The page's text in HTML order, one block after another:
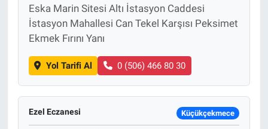
Eska Marin Sitesi Altı İstasyon Caddesi
İstasyon Mahallesi Can Tekel Karşısı Peksimet
Ekmek Fırını Yanı
Yol Tarifi Al 0 (506) 466 80 30
Ezel Eczanesi Küçükçekmece